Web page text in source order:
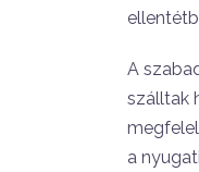
A
szálltak
a